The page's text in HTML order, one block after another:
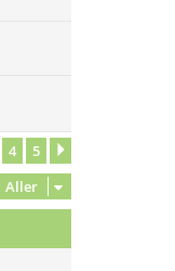
4 5
Aller